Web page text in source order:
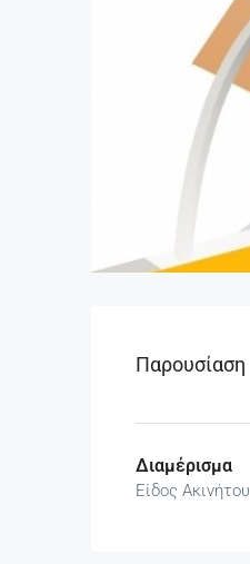
Παρουσίαση
Διαμέρισμα
Είδος Ακινήτου